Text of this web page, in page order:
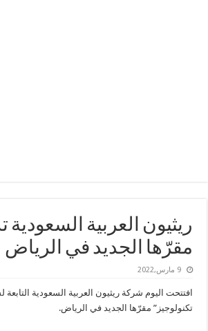
ريثيون العربية
مقرّها الجديد في الرياض
9 مارس,2022
افتتحت اليوم شركة ريثيون العربية السعودية التابعة
تكنولوجيز” مقرّها الجديد في الرياض.